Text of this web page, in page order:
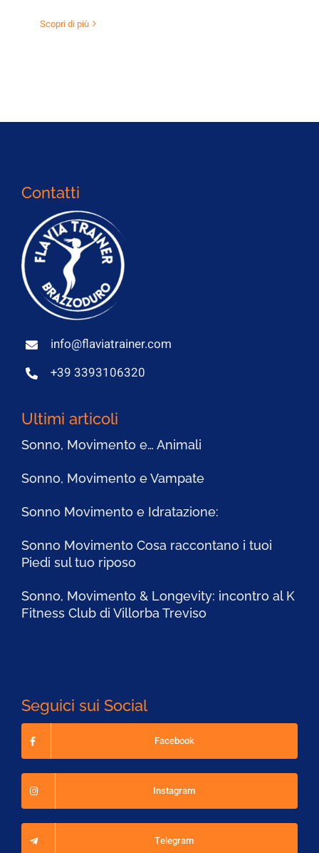
Scopri di più
Contatti
info@flaviatrainer.com
+39 3393106320
Ultimi articoli
Sonno, Movimento e… Animali
Sonno, Movimento e Vampate
Sonno Movimento e Idratazione:
Sonno Movimento Cosa raccontano i tuoi
Piedi sul tuo riposo
Sonno, Movimento & Longevity: incontro al K
Fitness Club di Villorba Treviso
Seguici sui Social
Facebook
Instagram
Telegram